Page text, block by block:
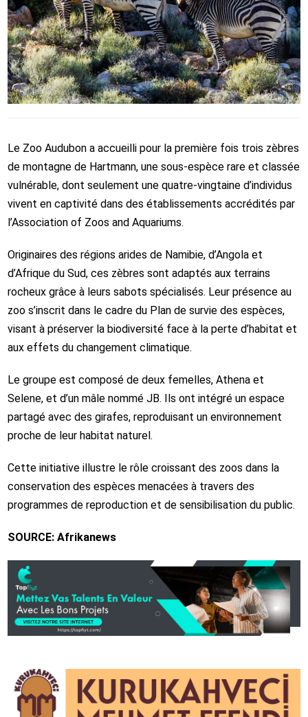
Le Zoo Audubona accueilli pour la première fois trois zèbres
de montagne de Hartmann, une sous-espèce rare et classée
vulnérable, dont seulement une quatre-vingtaine d’individus
vivent en captivité dans des établissements accrédités par
l’Association of Zoos and Aquariums.
Originaires des régions arides de Namibie, d’Angola et
d’Afrique du Sud, ces zèbres sont adaptés aux terrains
rocheux grâce à leurs sabots spécialisés. Leur présence au
zoo s’inscrit dans le cadre du Plan de survie des espèces,
visant à préserver la biodiversité face à la perte d’habitat et
aux effets du changement climatique.
Le groupe est composé de deux femelles, Athena et
Selene, et d’un mâle nommé JB. Ils ont intégré un espace
partagé avec des girafes, reproduisant un environnement
proche de leur habitat naturel.
Cette initiative illustre le rôle croissant des zoos dans la
conservation des espèces menacées à travers des
programmes de reproduction et de sensibilisation du public.
SOURCE: Afrikanews